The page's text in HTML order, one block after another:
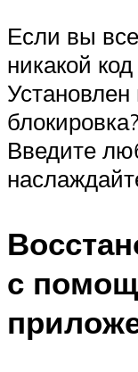
Если вы
никакой
Введите
с